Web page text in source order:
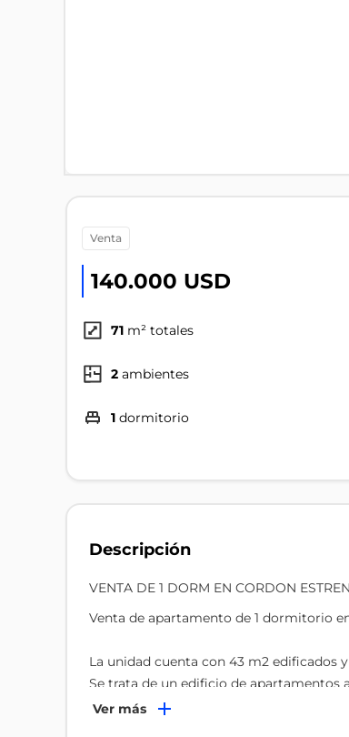
venta
140.000 USD
71 m² totales
2 ambientes
1 dormitorio
Descripción
VENTA DE 1 DORM EN CORDON
Venta de apartamento de 1 dormitorio
La unidad cuenta con 43 m2 edificados
Se trata de un edificio de apartamentos
calle Joaquín de Salterain 1480 entre
Ver más